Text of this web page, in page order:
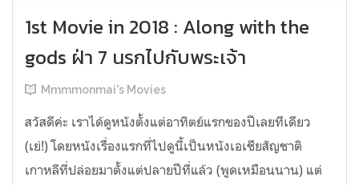
1st Movie in 2018 : Along with the
gods ฝ่า 7 นรกไปกับพระเจ้า
Mmmmonmai's Movies
สวัสดีค่ะ เราได้ดูหนังตั้งแต่อาทิตย์แรกของปีเลยทีเดียว
(เย่!) โดยหนังเรื่องแรกที่ไปดูนี้เป็นหนังเอเชียสัญชาติ
เกาหลีที่ปล่อยมาตั้งแต่ปลายปีที่แล้ว (พูดเหมือนนาน) แต่